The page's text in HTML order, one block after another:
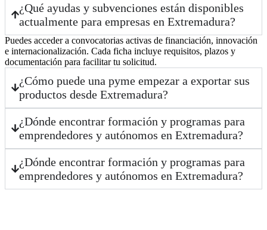
¿Qué ayudas y subvenciones están disponibles
actualmente para empresas en Extremadura?
Puedes acceder a convocatorias activas de financiación, innovación
e internacionalización. Cada ficha incluye requisitos, plazos y
documentación para facilitar tu solicitud.
¿Cómo puede una pyme empezar a exportar sus
productos desde Extremadura?
¿Dónde encontrar formación y programas para
emprendedores y autónomos en Extremadura?
¿Dónde encontrar formación y programas para
emprendedores y autónomos en Extremadura?